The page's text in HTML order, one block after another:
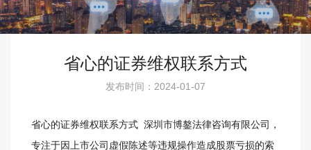
省心的证券维权联系方式
发布时间：2024-01-07
省心的证券维权联系方式 深圳市博鏊法律咨询有限公司，
专注于因上市公司虚假陈述等违规操作造成股票亏损的索